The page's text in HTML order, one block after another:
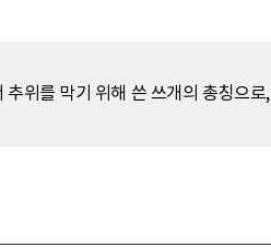
위를 막기 위해 쓴 쓰개의 총칭으